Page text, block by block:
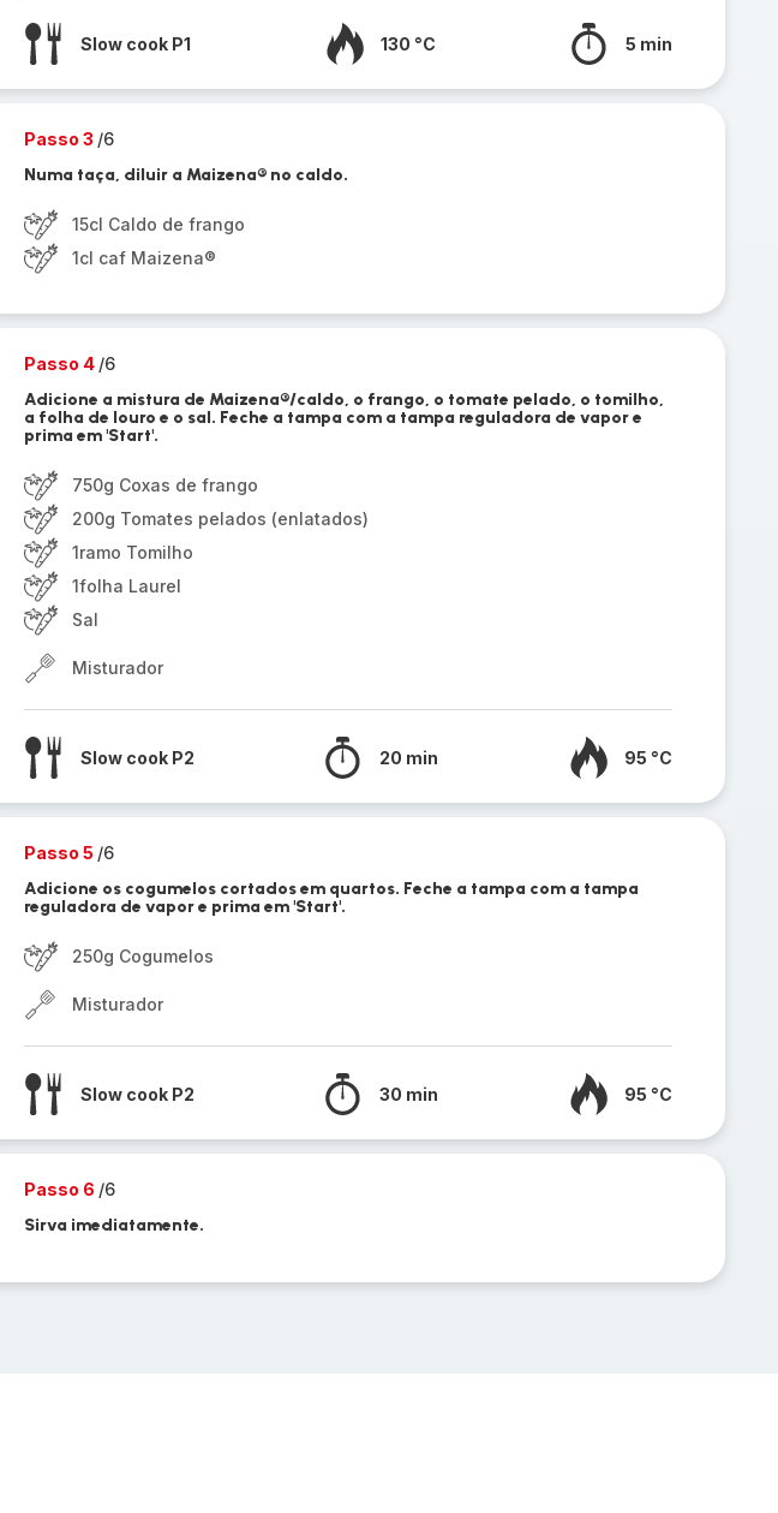
Slow cook P1 130 °C 5 min
Passo 3 /6
Numa taça, diluir a Maizena® no caldo.
15cl Caldo de frango
1cl caf Maizena®
Passo 4 /6
Adicione a mistura de Maizena®/caldo, o frango, o tomate pelado, o tomilho,
a folha de louro e o sal. Feche a tampa com a tampa reguladora de vapor e
prima em 'Start'.
750g Coxas de frango
200g Tomates pelados (enlatados)
1ramo Tomilho
1folha Laurel
Sal
Misturador
Slow cook P2 20 min 95 °C
Passo 5 /6
Adicione os cogumelos cortados em quartos. Feche a tampa com a tampa
reguladora de vapor e prima em 'Start'.
250g Cogumelos
Misturador
Slow cook P2 30 min 95 °C
Passo 6 /6
Sirva imediatamente.